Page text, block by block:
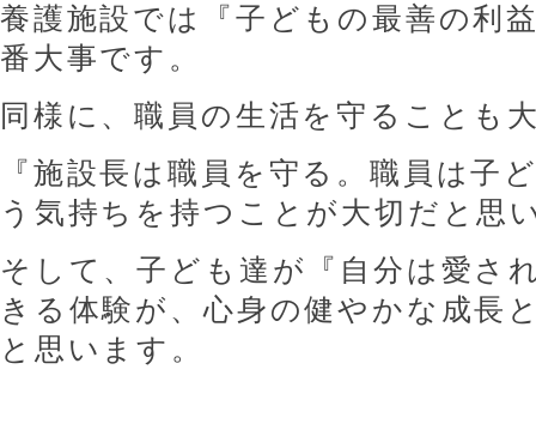
養護施設では『子どもの最善の利
番大事です。
同様に、職員の生活を守ることも
『施設長は職員を守る。職員は子
う気持ちを持つことが大切だと思
そして、子ども達が『自分は愛さ
きる体験が、心身の健やかな成長
と思います。